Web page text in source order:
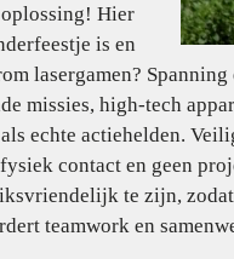
Hier
is en
lasergamen?
missies, high-tech
echte actiehelden.
contact en geen
te zijn,
teamwork en